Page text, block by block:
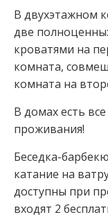
В двухэтажном
две
кроватями на
комната,
комната на
В домах есть
проживания!
Беседка-
катание на
доступны при
входят 2